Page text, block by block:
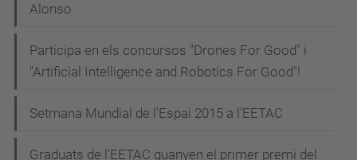
Alonso
Participa en els concursos "Drones For Good" i
"Artificial Intelligence and Robotics For Good"!
Setmana Mundial de l'Espai 2015 a l'EETAC
Graduats de l'EETAC guanyen el primer premi del